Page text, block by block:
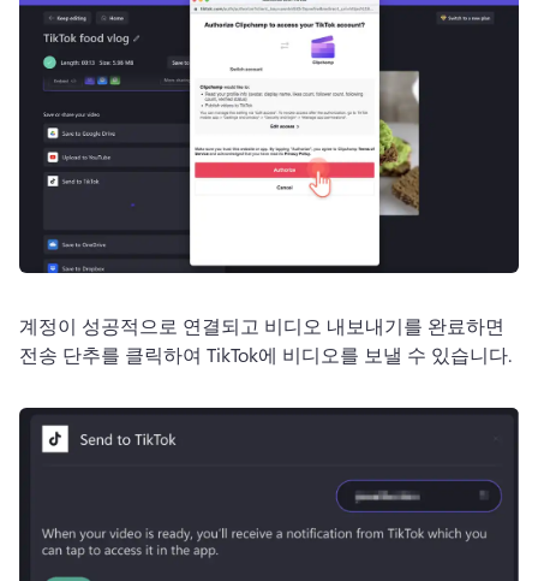
계정이 성공적으로 연결되고 비디오 내보내기를 완료하면
전송 단추를 클릭하여 TikTok에 비디오를 보낼 수 있습니다.